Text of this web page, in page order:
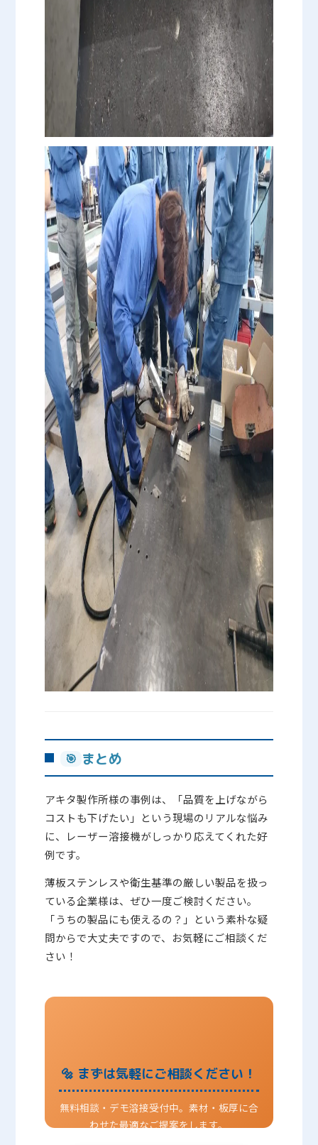
🎯 まとめ
アキタ製作所様の事例は、「品質を上げながら
コストも下げたい」という現場のリアルな悩み
に、レーザー溶接機がしっかり応えてくれた好
例です。
薄板ステンレスや衛生基準の厳しい製品を扱っ
ている企業様は、ぜひ一度ご検討ください。
「うちの製品にも使えるの？」という素朴な疑
問からで大丈夫ですので、お気軽にご相談くだ
さい！
🔩 まずは気軽にご相談ください！
無料相談・デモ溶接受付中。素材・板厚に合
わせた最適なご提案をします。